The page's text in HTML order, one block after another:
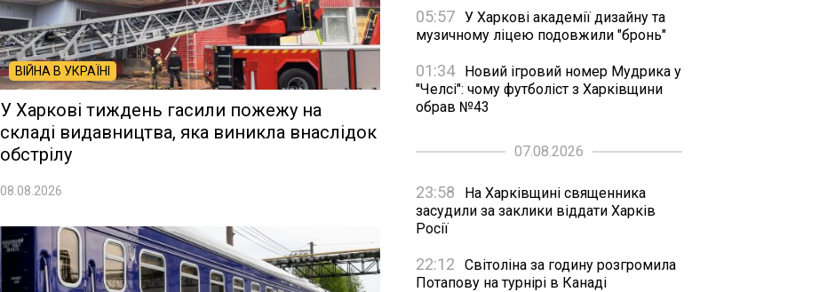
ВІЙНА В УКРАЇНІ
У Харкові тиждень гасили пожежу на
складі видавництва, яка виникла внаслідок
обстрілу
08.08.2026
05:57 У Харкові академії дизайну та
музичному ліцею подовжили "бронь"
01:34
Новий ігровий номер Мудрика у
"Челсі": чому футболіст з Харківщини
обрав №43
07.08.2026
23:58
На Харківщині священника
засудили за заклики віддати Харків
Росії
22:12
Світоліна за годину розгромила
Потапову на турнірі в Канаді